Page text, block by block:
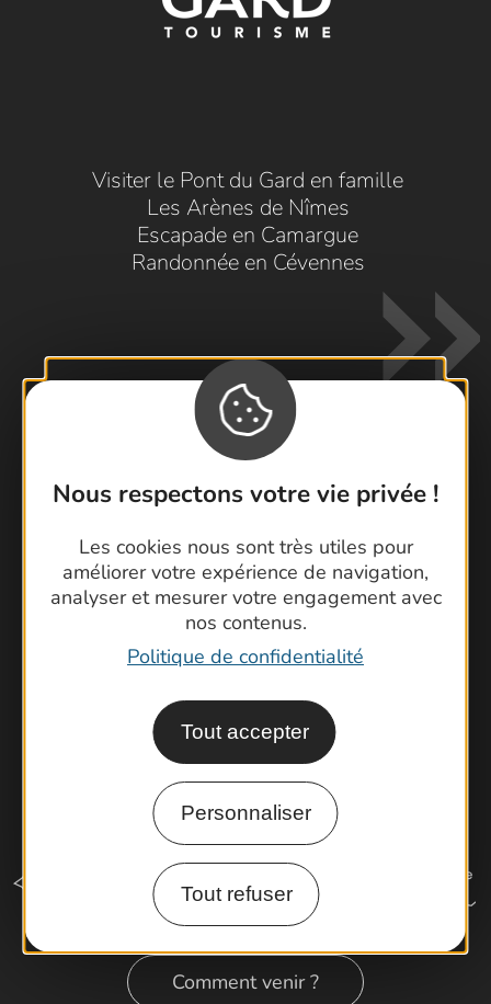
Nous respectons votre vie privée !
Les cookies nous sont très utiles pour
améliorer votre expérience de navigation,
analyser et mesurer votre engagement avec
nos contenus.
Politique de confidentialité
Tout accepter
Personnaliser
Tout refuser
Visiter le Pont du Gard en famille
Les Arènes de Nîmes
Escapade en Camargue
Randonnée en Cévennes
Contactez-nous !
Brochures
Cartoguides et Topoguides
Latitude Gard
Comment venir ?